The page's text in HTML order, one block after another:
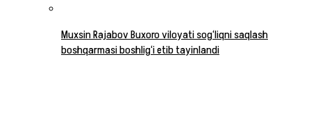
Muxsin Rajabov Buxoro viloyati sog‘liqni saqlash
boshqarmasi boshlig‘i etib tayinlandi